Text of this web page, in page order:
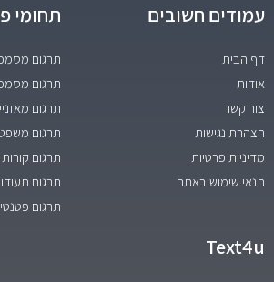
עמודים חשובים
דף הבית
אודות
צור קשר
הצהרת נגישות
מדיניות פרטיות
תנאי שימוש באתר
תחומי
תרגום
תרגום
תרגום
תרגום
תרגום קורות
תרגום
תרגום
Text4u